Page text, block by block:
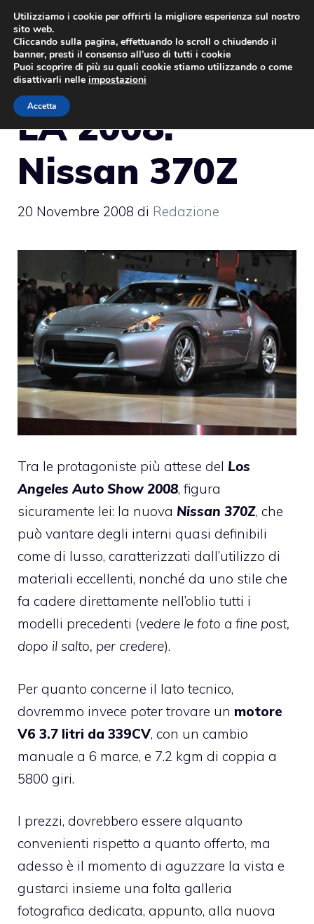
Vai
contenuto
LA 2008:
Nissan 370Z
20 Novembre 2008 di Redazione
Tra le protagoniste più attese del Los
Angeles Auto Show 2008, figura
sicuramente lei: la nuova Nissan 370Z, che
può vantare degli interni quasi definibili
come di lusso, caratterizzati dall’utilizzo di
materiali eccellenti, nonché da uno stile che
fa cadere direttamente nell’oblio tutti i
modelli precedenti (vedere le foto a fine post,
dopo il salto, per credere).
Per quanto concerne il lato tecnico,
dovremmo invece poter trovare un motore
V6 3.7 litri da 339CV, con un cambio
manuale a 6 marce, e 7.2 kgm di coppia a
5800 giri.
I prezzi, dovrebbero essere alquanto
convenienti rispetto a quanto offerto, ma
adesso è il momento di aguzzare la vista e
gustarci insieme una folta galleria
fotografica dedicata, appunto, alla nuova
Utilizziamo i cookie per offrirti la migliore esperienza sul nostro
sito web.
Cliccando sulla pagina, effettuando lo scroll o chiudendo il
banner, presti il consenso all’uso di tutti i cookie
Puoi scoprire di più su quali cookie stiamo utilizzando o come
disattivarli nelle impostazioni
Accetta